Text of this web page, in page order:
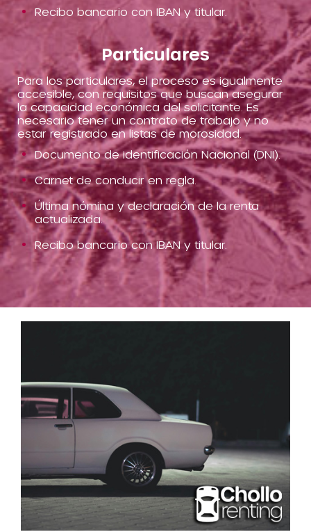
Recibo bancario con IBAN y titular.
Particulares
Para los particulares, el proceso es igualmente
accesible, con requisitos que buscan asegurar
la capacidad económica del solicitante. Es
necesario tener un contrato de trabajo y no
estar registrado en listas de morosidad.
Documento de identificación Nacional (DNI).
Carnet de conducir en regla.
Última nómina y declaración de la renta
actualizada.
Recibo bancario con IBAN y titular.